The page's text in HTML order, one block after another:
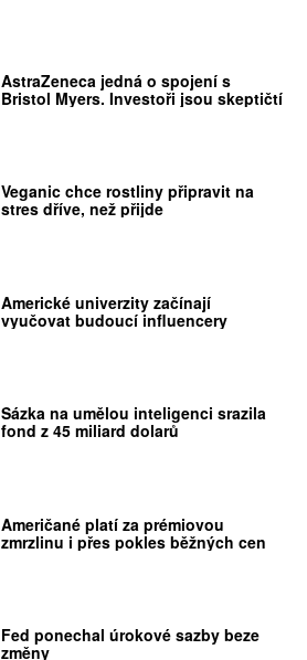
AstraZeneca jedná o spojení s
Bristol Myers. Investoři jsou skeptičtí
Veganic chce rostliny připravit na
stres dříve, než přijde
Americké univerzity začínají
vyučovat budoucí influencery
Sázka na umělou inteligenci srazila
fond z 45 miliard dolarů
Američané platí za prémiovou
zmrzlinu i přes pokles běžných cen
Fed ponechal úrokové sazby beze
změny